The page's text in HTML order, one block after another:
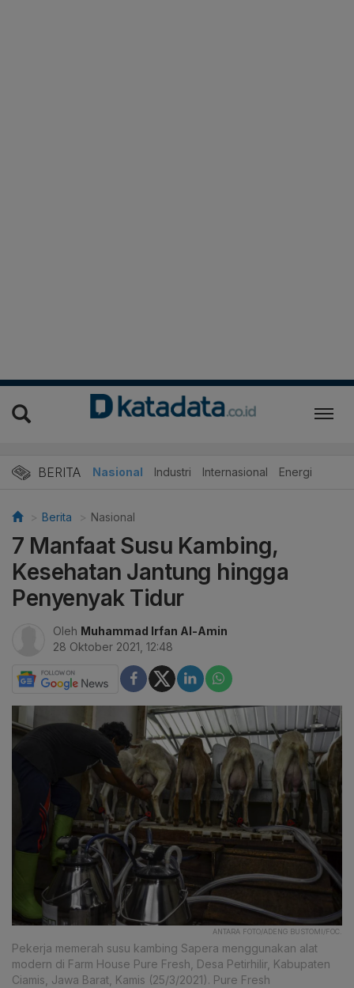
BERITA Nasional Industri Internasional Energi
Berita Nasional
7 Manfaat Susu Kambing,
Kesehatan Jantung hingga
Penyenyak Tidur
Oleh Muhammad Irfan Al-Amin
28 Oktober 2021, 12:48
ANTARA FOTO/ADENG BUSTOMI/FOC.
Pekerja memerah susu kambing Sapera menggunakan alat
modern di Farm House Pure Fresh, Desa Petirhilir, Kabupaten
Ciamis, Jawa Barat, Kamis (25/3/2021). Pure Fresh